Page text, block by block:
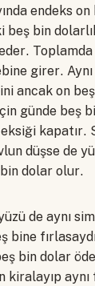
endeks
beş bin
girer.
ancak on
günde beş
düşse de
dolar olur.
de aynı
bine
bin dolar
kiralayıp aynı